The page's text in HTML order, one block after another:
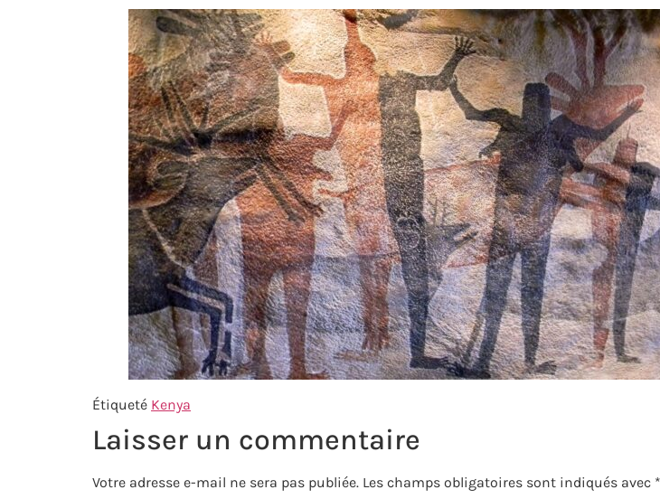
Étiqueté Kenya
Laisser un commentaire
Votre adresse e-mail ne sera pas publiée. Les champs obligatoires sont indiqués avec *